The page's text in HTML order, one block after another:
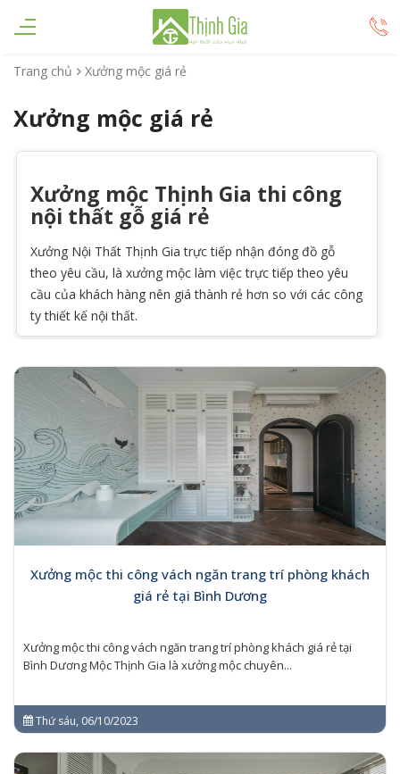
Trang chủ Xưởng mộc giá rẻ
Xưởng mộc giá rẻ
Xưởng mộc Thịnh Gia thi công
nội thất gỗ giá rẻ
Xưởng Nội Thất Thịnh Gia trực tiếp nhận đóng đồ gỗ
theo yêu cầu, là xưởng mộc làm việc trực tiếp theo yêu
cầu của khách hàng nên giá thành rẻ hơn so với các công
ty thiết kế nội thất.
Xưởng mộc thi công vách ngăn trang trí phòng khách
giá rẻ tại Bình Dương
Xưởng mộc thi công vách ngăn trang trí phòng khách giá rẻ tại
Bình Dương Mộc Thịnh Gia là xưởng mộc chuyên...
Thứ sáu, 06/10/2023